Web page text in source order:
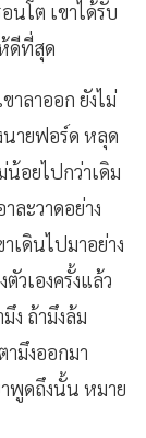
นโต เขาได้รับ
ดีที่สุด
าลาออก ยังไม่
ายฟอร์ด หลุด
อยไปกว่าเดิม
ละวาดอย่าง
เดินไปมาอย่าง
วเองครั้งแล้ว
ง ถ้ามึงล้ม
ามึงออกมา
าพูดถึงนั้น หมาย